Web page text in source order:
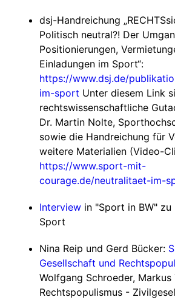
dsj-Handreichung
Politisch neutral?! Der
Positionierungen,
Einladungen im Sport“:
https://www.dsj.de/
im-sport Unter diesem Link
rechtswissenschaftliche
Dr. Martin Nolte,
sowie die Handreichung für
weitere Materialien (Video-
https://www.sport-mit-
courage.de/neutralitaet-im-
Interview in "Sport in BW"
Sport
Nina Reip und Gerd Bücker:
Gesellschaft und
Wolfgang Schroeder,
Rechtspopulismus -